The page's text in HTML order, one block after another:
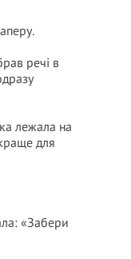
речі в
лежала на
для
«Забери